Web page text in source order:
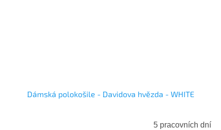
Dámská polokošile - Davidova hvězda - WHITE
5 pracovních dní